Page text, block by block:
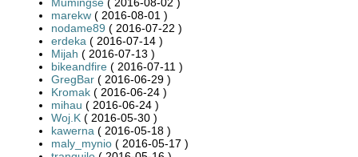
marekw ( 2016-08-01 )
nodame89 ( 2016-07-22 )
erdeka ( 2016-07-14 )
Mijah ( 2016-07-13 )
bikeandfire ( 2016-07-11 )
GregBar ( 2016-06-29 )
Kromak ( 2016-06-24 )
mihau ( 2016-06-24 )
Woj.K ( 2016-05-30 )
kawerna ( 2016-05-18 )
maly_mynio ( 2016-05-17 )